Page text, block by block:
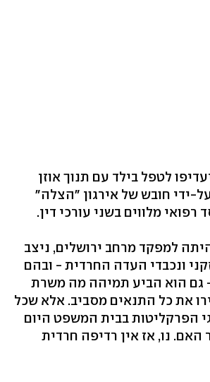
לטפל בילד עם תנוך אוזן
ידי חובש של אירגון "הצלה"
מלווים בשני עורכי דין.
למפקד מרחב ירושלים, ניצב
ונכבדי העדה החרדית - ובהם
העדה בן 100 - גם הוא הביע תמיהה מה משרת
את כל התנאים מסביב. אלא שכל
הפרקליטות בבית המשפט היום
האם. נו, אז אין רדיפה חרדית